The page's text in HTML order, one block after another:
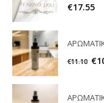
€17.55
€11.10 €